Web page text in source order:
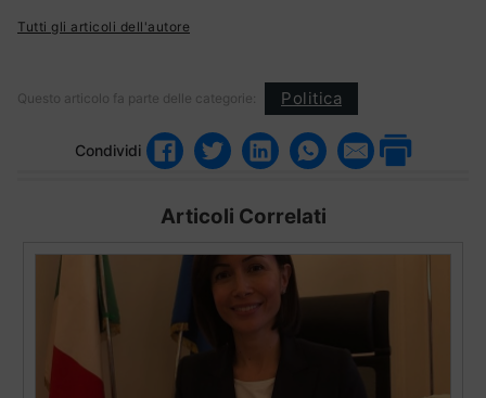
Tutti gli articoli dell'autore
Questo articolo fa parte delle categorie: Politica
Condividi
Articoli Correlati